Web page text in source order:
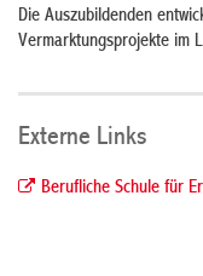
Die Auszubildenden
Vermarktungsprojekte im
Externe Links
Berufliche Schule für